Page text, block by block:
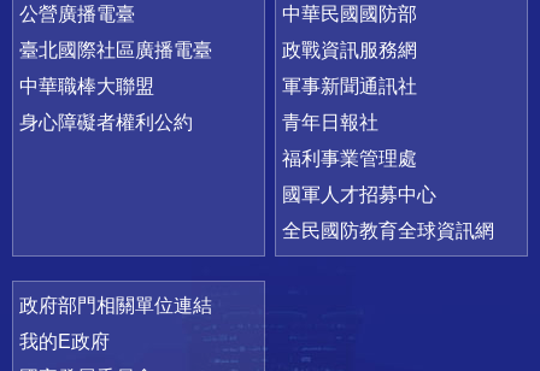
公營廣播電臺
臺北國際社區廣播電臺
中華職棒大聯盟
身心障礙者權利公約
中華民國國防部
政戰資訊服務網
軍事新聞通訊社
青年日報社
福利事業管理處
國軍人才招募中心
全民國防教育全球資訊網
政府部門相關單位連結
我的E政府